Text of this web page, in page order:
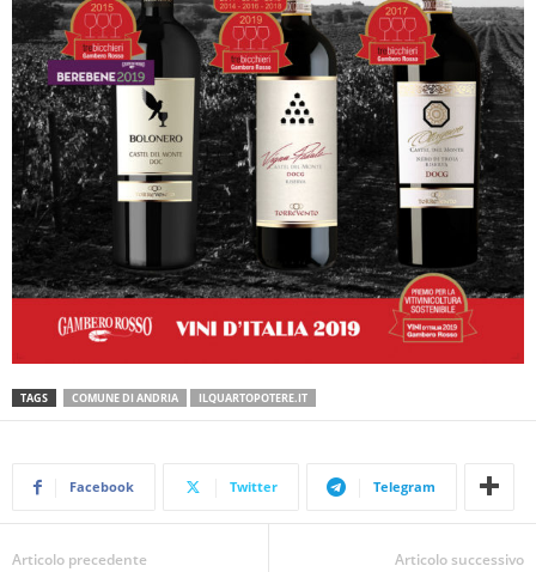
TAGS COMUNE DI ANDRIA ILQUARTOPOTERE.IT
Facebook Twitter Telegram
Articolo precedente Articolo successivo